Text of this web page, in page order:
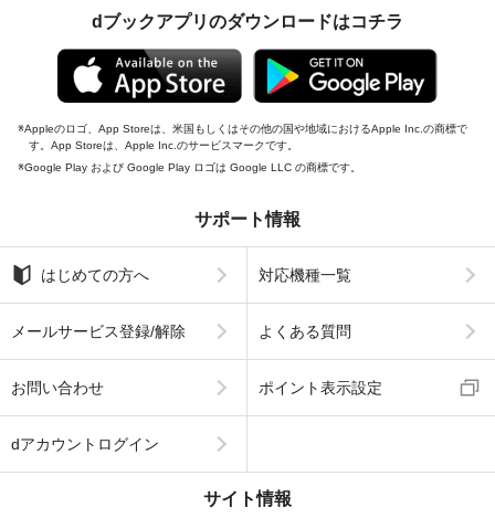
dブックアプリのダウンロードはコチラ
Appleのロゴ、App Storeは、米国もしくはその他の国や地域におけるApple Inc.の商標で
す。App Storeは、Apple Inc.のサービスマークです。
Google Play および Google Play ロゴは Google LLC の商標です。
サポート情報
はじめての方へ 対応機種一覧
メールサービス登録/解除 よくある質問
お問い合わせ ポイント表示設定
dアカウントログイン
サイト情報